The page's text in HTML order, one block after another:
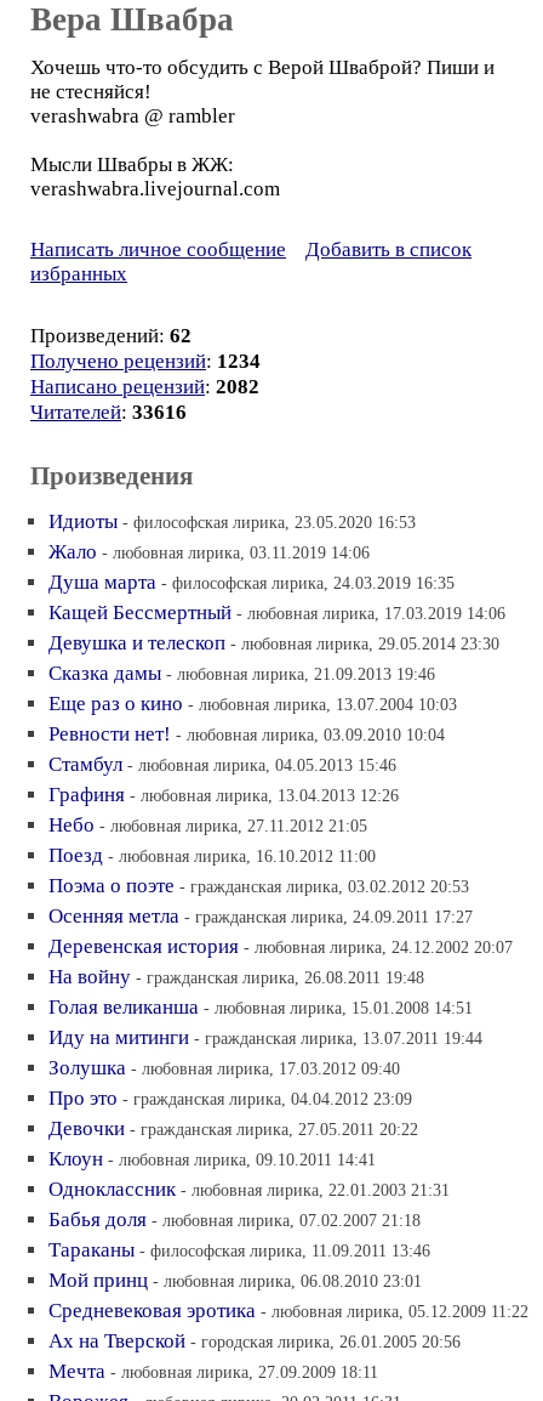
Вера Швабра
Хочешь что-то обсудить с Верой Шваброй? Пиши и
не стесняйся!
verashwabra @ rambler
Мысли Швабры в ЖЖ:
verashwabra.livejournal.com
Написать личное сообщение
Добавить в список
избранных
Произведений: 62
Получено рецензий: 1234
Написано рецензий: 2082
Читателей: 33616
Произведения
Идиоты - философская лирика, 23.05.2020 16:53
Жало - любовная лирика, 03.11.2019 14:06
Душа марта - философская лирика, 24.03.2019 16:35
Кащей Бессмертный - любовная лирика, 17.03.2019 14:06
Девушка и телескоп - любовная лирика, 29.05.2014 23:30
Сказка дамы - любовная лирика, 21.09.2013 19:46
Еще раз о кино - любовная лирика, 13.07.2004 10:03
Ревности нет! - любовная лирика, 03.09.2010 10:04
Стамбул - любовная лирика, 04.05.2013 15:46
Графиня - любовная лирика, 13.04.2013 12:26
Небо - любовная лирика, 27.11.2012 21:05
Поезд - любовная лирика, 16.10.2012 11:00
Поэма о поэте - гражданская лирика, 03.02.2012 20:53
Осенняя метла - гражданская лирика, 24.09.2011 17:27
Деревенская история - любовная лирика, 24.12.2002 20:07
На войну - гражданская лирика, 26.08.2011 19:48
Голая великанша - любовная лирика, 15.01.2008 14:51
Иду на митинги - гражданская лирика, 13.07.2011 19:44
Золушка - любовная лирика, 17.03.2012 09:40
Про это - гражданская лирика, 04.04.2012 23:09
Девочки - гражданская лирика, 27.05.2011 20:22
Клоун - любовная лирика, 09.10.2011 14:41
Одноклассник - любовная лирика, 22.01.2003 21:31
Бабья доля - любовная лирика, 07.02.2007 21:18
Тараканы - философская лирика, 11.09.2011 13:46
Мой принц - любовная лирика, 06.08.2010 23:01
Средневековая эротика - любовная лирика, 05.12.2009 11:22
Ах на Тверской - городская лирика, 26.01.2005 20:56
Мечта - любовная лирика, 27.09.2009 18:11